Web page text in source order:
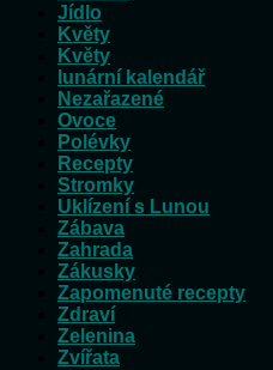
Jídlo
Květy
Květy
lunární kalendář
Nezařazené
Ovoce
Polévky
Recepty
Stromky
Uklízení s Lunou
Zábava
Zahrada
Zákusky
Zapomenuté recepty
Zdraví
Zelenina
Zvířata